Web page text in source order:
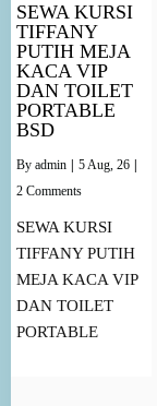
SEWA KURSI
TIFFANY
PUTIH MEJA
KACA VIP
DAN TOILET
PORTABLE
BSD
By admin 5Aug, 26
2 Comments
SEWA KURSI
TIFFANY PUTIH
MEJA KACA VIP
DAN TOILET
PORTABLE